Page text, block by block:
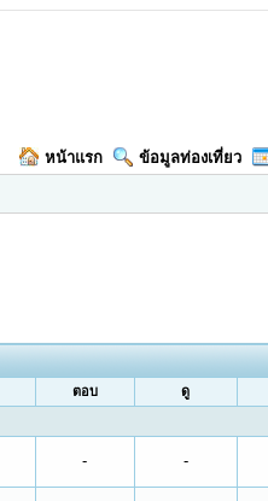
หน้าแรก ข้อมูลท่องเที่ยว
ตอบ ดู
- -